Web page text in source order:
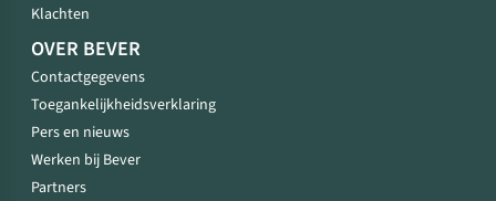
Klachten
OVER BEVER
Contactgegevens
Toegankelijkheidsverklaring
Pers en nieuws
Werken bij Bever
Partners